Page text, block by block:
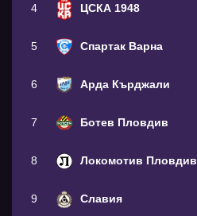
4 ЦСКА 1948
5 Спартак Варна
6 Арда Кърджали
7 Ботев Пловдив
8 Локомотив Пловдив
9 Славия